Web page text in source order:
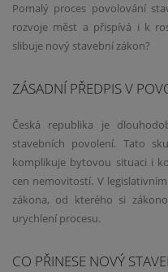
Pomalý proces povolování
rozvoje měst a přispívá i k
slibuje nový stavební zákon?
ZÁSADNÍ PŘEDPIS V
Česká republika je
stavebních povolení. Tato
komplikuje bytovou situaci i
cen nemovitostí. V
zákona, od kterého si
urychlení procesu.
CO PŘINESE NOVÝ